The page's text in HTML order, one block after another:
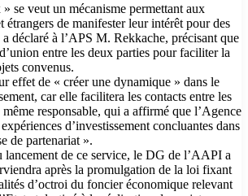
se veut un mécanisme permettant aux
étrangers de manifester leur intérêt pour des
déclaré à l’APS M. Rekkache, précisant que
entre les deux parties pour faciliter la
convenus.
effet de « créer une dynamique » dans le
car elle facilitera les contacts entre les
responsable, qui a affirmé que l’Agence
d’investissement concluantes dans
de partenariat ».
lancement de ce service, le DG de l’AAPI a
après la promulgation de la loi fixant
d’octroi du foncier économique relevant